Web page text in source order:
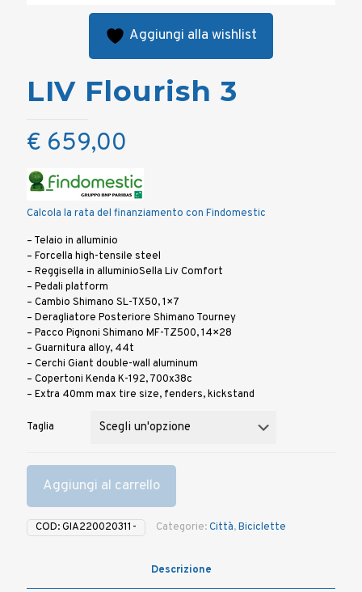
Aggiungi alla wishlist
LIV Flourish 3
€ 659,00
Calcola la rata del finanziamento con Findomestic
– Telaio in alluminio
– Forcella high-tensile steel
– Reggisella in alluminioSella Liv Comfort
– Pedali platform
– Cambio Shimano SL-TX50, 1×7
– Deragliatore Posteriore Shimano Tourney
– Pacco Pignoni Shimano MF-TZ500, 14×28
– Guarnitura alloy, 44t
– Cerchi Giant double-wall aluminum
– Copertoni Kenda K-192, 700x38c
– Extra 40mm max tire size, fenders, kickstand
Taglia
Aggiungi al carrello
COD:GIA220020311- Categorie:Città,Biciclette
Descrizione